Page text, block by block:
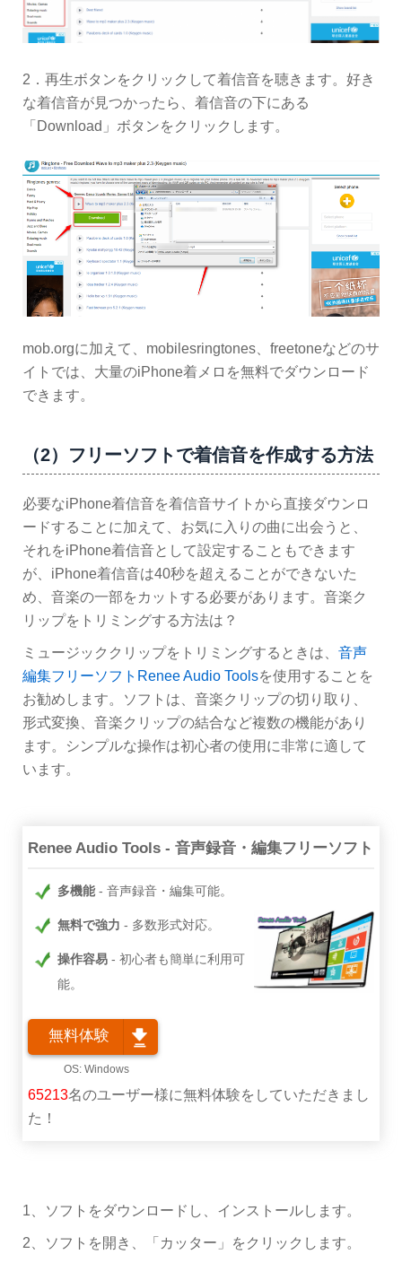
2．再生ボタンをクリックして着信音を聴きます。好き
な着信音が見つかったら、着信音の下にある
「Download」ボタンをクリックします。
mob.orgに加えて、mobilesringtones、freetoneなどのサ
イトでは、大量のiPhone着メロを無料でダウンロード
できます。
（2）フリーソフトで着信音を作成する方法
必要なiPhone着信音を着信音サイトから直接ダウンロ
ードすることに加えて、お気に入りの曲に出会うと、
それをiPhone着信音として設定することもできます
が、iPhone着信音は40秒を超えることができないた
め、音楽の一部をカットする必要があります。音楽ク
リップをトリミングする方法は？
ミュージッククリップをトリミングするときは、 音声
編集フリーソフトRenee Audio Toolsを使用することを
お勧めします。ソフトは、音楽クリップの切り取り、
形式変換、音楽クリップの結合など複数の機能があり
ます。シンプルな操作は初心者の使用に非常に適して
います。
Renee Audio Tools - 音声録音・編集フリーソフト
多機能 音声録音・編集可能。
無料で強力 多数形式対応。
操作容易
初心者も簡単に利用可
能。
無料体験
65213名のユーザー様に無料体験をしていただきまし
た！
1、ソフトをダウンロードし、インストールします。
2、ソフトを開き、「カッター」をクリックします。